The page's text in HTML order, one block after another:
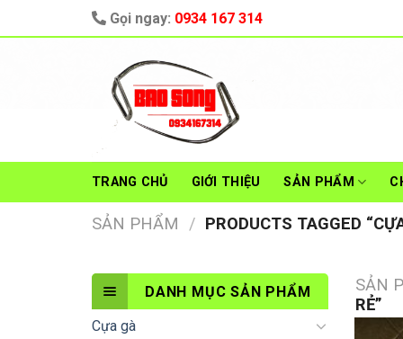
to
Gọi ngay: 0934 167 314
TRANG CHỦ GIỚI THIỆU SẢN PHẨM
SẢN PHẨM / PRODUCTS TAGGED
DANH MỤC SẢN PHẨM
Cựa gà
SẢN
RẺ”